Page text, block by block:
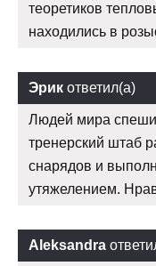
теоретиков
находились в
Эрик ответил(а)
Людей мира
тренерский штаб
снарядов и
утяжелением.
Aleksandra